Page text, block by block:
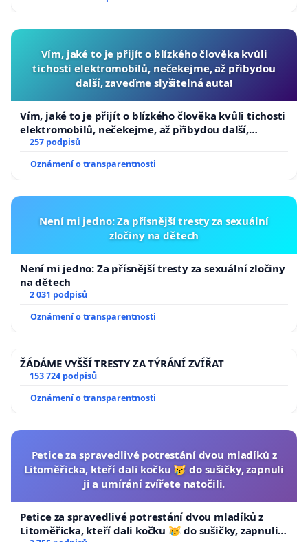
Vím, jaké to je přijít o blízkého člověka kvůli
tichosti elektromobilů, nečekejme, až přibydou
další, zaveďme slyšitelná auta!
Vím, jaké to je přijít o blízkého člověka kvůli tichosti
elektromobilů, nečekejme, až přibydou další,
zaveďme slyšitelná auta!
257 podpisů
Oznámení o transparentnosti
Není mi jedno: Za přísnější tresty za sexuální
zločiny na dětech
Není mi jedno: Za přísnější tresty za sexuální zločiny
na dětech
2 031 podpisů
Oznámení o transparentnosti
ŽÁDÁME VYŠŠÍ TRESTY ZA TÝRÁNÍ ZVÍŘAT
153 724 podpisů
Oznámení o transparentnosti
Petice za spravedlivé potrestání dvou mladíků z
Litoměřicka, kteří dali kočku 😿 do sušičky, zapnuli
ji a umírání zvířete natočili.
Petice za spravedlivé potrestání dvou mladíků z
Litoměřicka, kteří dali kočku 😿 do sušičky, zapnuli ji